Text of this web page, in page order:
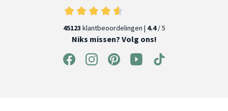
45123 klantbeoordelingen | 4.4/ 5
Niks missen? Volg ons!